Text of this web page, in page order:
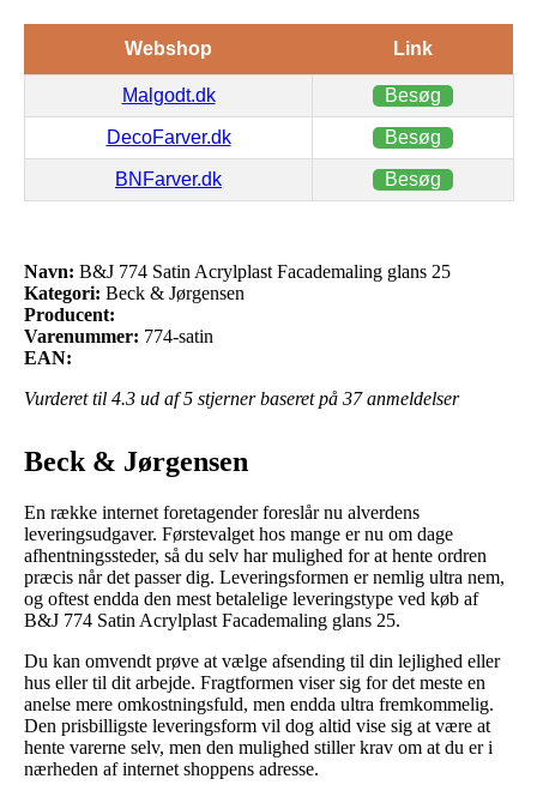
Webshop Link
Malgodt.dk Besøg
DecoFarver.dk Besøg
BNFarver.dk Besøg
Navn: B&J 774 Satin Acrylplast Facademaling glans 25
Kategori: Beck & Jørgensen
Producent:
Varenummer: 774-satin
EAN:
Vurderet til 4.3 ud af 5 stjerner baseret på 37anmeldelser
Beck & Jørgensen
En række internet foretagender foreslår nu alverdens
leveringsudgaver. Førstevalget hos mange er nu om dage
afhentningssteder, så du selv har mulighed for at hente ordren
præcis når det passer dig. Leveringsformen er nemlig ultra nem,
og oftest endda den mest betalelige leveringstype ved køb af
B&J 774 Satin Acrylplast Facademaling glans 25.
Du kan omvendt prøve at vælge afsending til din lejlighed eller
hus eller til dit arbejde. Fragtformen viser sig for det meste en
anelse mere omkostningsfuld, men endda ultra fremkommelig.
Den prisbilligste leveringsform vil dog altid vise sig at være at
hente varerne selv, men den mulighed stiller krav om at du er i
nærheden af internet shoppens adresse.